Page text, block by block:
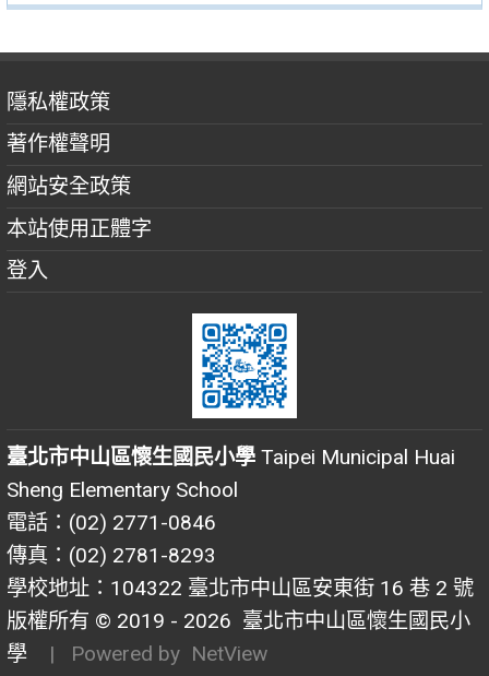
隱私權政策
著作權聲明
網站安全政策
本站使用正體字
登入
臺北市中山區懷生國民小學 Taipei Municipal Huai
Sheng Elementary School
電話：(02) 2771-0846
傳真：(02) 2781-8293
學校地址：104322 臺北市中山區安東街 16 巷 2 號
版權所有 © 2019 - 2026 臺北市中山區懷生國民小
學
| Powered by NetView